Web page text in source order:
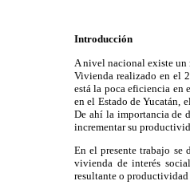
Introducción
A nivel nacional existe un
Vivienda realizado en el
está la poca eficiencia en
en el Estado de Yucatán,
De ahí la importancia de
incrementar su
En el presente trabajo se
vivienda de interés
resultante o productividad